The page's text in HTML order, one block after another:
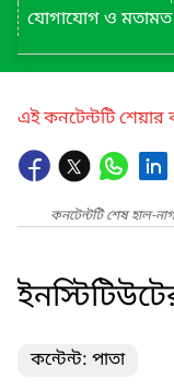
যোগাযোগ ও মতামত
এই কনটেন্টটি
কনটেন্টটি শেষ হাল-
কন্টেন্ট: পাতা